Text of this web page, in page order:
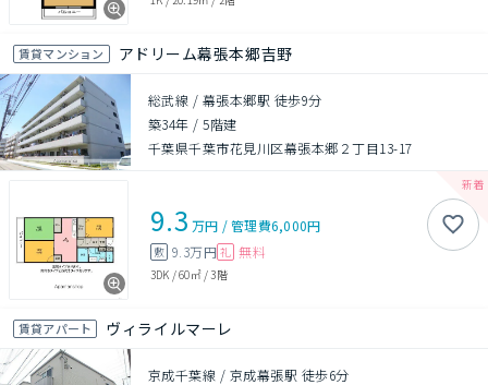
賃貸マンション アドリーム幕張本郷吉野
総武線 / 幕張本郷駅 徒歩9分
築34年 /5階建
千葉県千葉市花見川区幕張本郷２丁目13-17
9.3 万円 /管理費6,000円
敷 9.3万円 礼 無料
3DK /60㎡/3階
賃貸アパート ヴィライルマーレ
京成千葉線 / 京成幕張駅 徒歩6分